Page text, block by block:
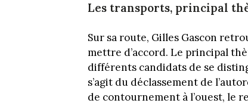
Les transports, principal
Sur sa route, Gilles Gascon
mettre d’accord. Le principal
différents candidats de se
s’agit du déclassement de
de contournement à l’ouest, le